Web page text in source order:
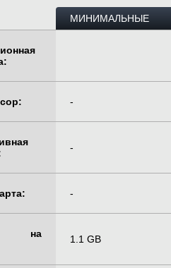
МИНИМАЛЬНЫЕ
-
-
-
на
1.1 GB